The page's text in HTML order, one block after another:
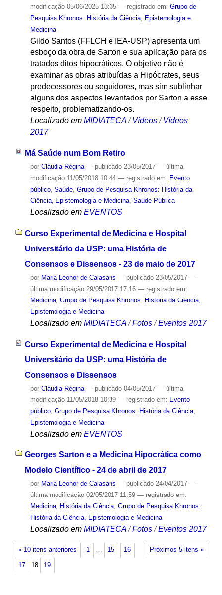
modificação05/06/2025 13:35 — registrado em: Grupo de
Pesquisa Khronos: História da Ciência, Epistemologia e
Medicina
Gildo Santos (FFLCH e IEA-USP) apresenta um
esboço da obra de Sarton e sua aplicação para os
tratados ditos hipocráticos. O objetivo não é
examinar as obras atribuídas a Hipócrates, seus
predecessores ou seguidores, mas sim sublinhar
alguns dos aspectos levantados por Sarton a esse
respeito, problematizando-os.
Localizado em MIDIATECA / Vídeos / Vídeos
2017
Má Saúde num Bom Retiro
por Cláudia Regina — publicado23/05/2017 — última
modificação11/05/2018 10:44 — registrado em: Evento
público, Saúde, Grupo de Pesquisa Khronos: História da
Ciência, Epistemologia e Medicina, Saúde Pública
Localizado em EVENTOS
Curso Experimental de Medicina e Hospital
Universitário da USP: uma História de
Consensos e Dissensos - 23 de maio de 2017
por Maria Leonor de Calasans — publicado23/05/2017 —
última modificação29/05/2017 17:16 — registrado em:
Medicina, Grupo de Pesquisa Khronos: História da Ciência,
Epistemologia e Medicina
Localizado em MIDIATECA /Fotos /Eventos 2017
Curso Experimental de Medicina e Hospital
Universitário da USP: uma História de
Consensos e Dissensos
por Cláudia Regina — publicado04/05/2017 — última
modificação11/05/2018 10:39 — registrado em: Evento
público, Grupo de Pesquisa Khronos: História da Ciência,
Epistemologia e Medicina
Localizado em EVENTOS
Georges Sarton e a Medicina Hipocrática como
Modelo Científico - 24 de abril de 2017
por Maria Leonor de Calasans — publicado24/04/2017 —
última modificação02/05/2017 11:59 — registrado em:
Medicina, História da Ciência, Grupo de Pesquisa Khronos:
História da Ciência, Epistemologia e Medicina
Localizado em MIDIATECA /Fotos /Eventos 2017
« 10 itens anteriores Próximos 5 itens »
1 … 15 16
17 18 19